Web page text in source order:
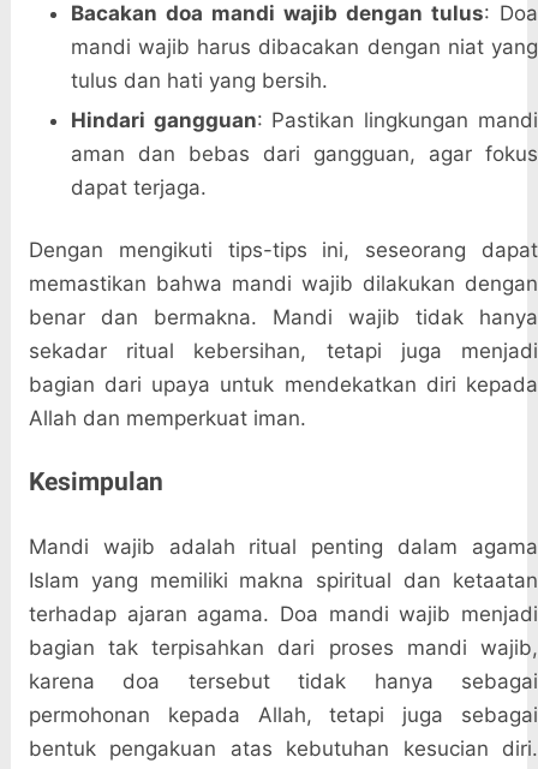
Bacakan doa mandi wajib dengan tulus: Doa
mandi wajib harus dibacakan dengan niat yang
tulus dan hati yang bersih.
Hindari gangguan: Pastikan lingkungan mandi
aman dan bebas dari gangguan, agar fokus
dapat terjaga.
Dengan mengikuti tips-tips ini, seseorang dapat
memastikan bahwa mandi wajib dilakukan dengan
benar dan bermakna. Mandi wajib tidak hanya
sekadar ritual kebersihan, tetapi juga menjadi
bagian dari upaya untuk mendekatkan diri kepada
Allah dan memperkuat iman.
Kesimpulan
Mandi wajib adalah ritual penting dalam agama
Islam yang memiliki makna spiritual dan ketaatan
terhadap ajaran agama. Doa mandi wajib menjadi
bagian tak terpisahkan dari proses mandi wajib,
karena doa tersebut tidak hanya sebagai
permohonan kepada Allah, tetapi juga sebagai
bentuk pengakuan atas kebutuhan kesucian diri.